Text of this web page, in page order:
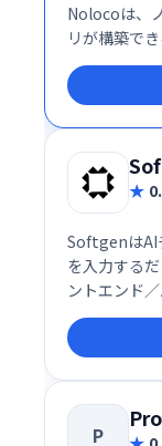
Nolocoは、
リが構築で
SoftgenはAI
を入力する
ントエンド
自動生成し
です
P